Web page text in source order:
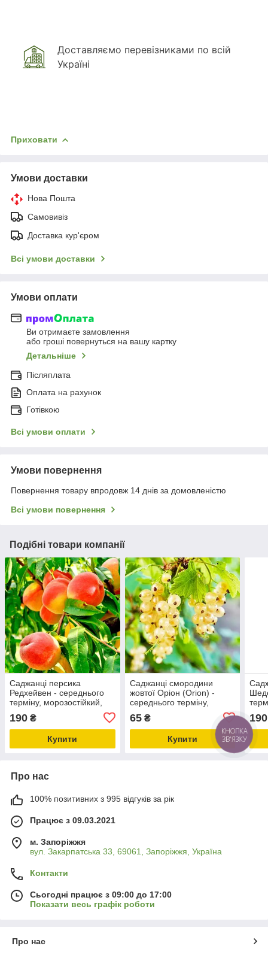
Доставляємо перевізниками по всій
Україні
Приховати
Умови доставки
Нова Пошта
Самовивіз
Доставка кур'єром
Всі умови доставки
Умови оплати
Ви отримаєте замовлення
або гроші повернуться на вашу картку
Детальніше
Післяплата
Оплата на рахунок
Готівкою
Всі умови оплати
Умови повернення
Повернення товару впродовж 14 днів за домовленістю
Всі умови повернення
Подібні товари компанії
Саджанці персика
Редхейвен - середнього
терміну, морозостійкий,
190 ₴
Купити
Саджанці смородини
жовтої Оріон (Orion) -
середнього терміну,
65₴
Купити
190
Про нас
100% позитивних з 995 відгуків за рік
Працює з 09.03.2021
м. Запоріжжя
вул. Закарпатська 33, 69061, Запоріжжя, Україна
Контакти
Сьогодні працює з 09:00 до 17:00
Показати весь графік роботи
Про нас
КНОПКА
ЗВ'ЯЗКУ